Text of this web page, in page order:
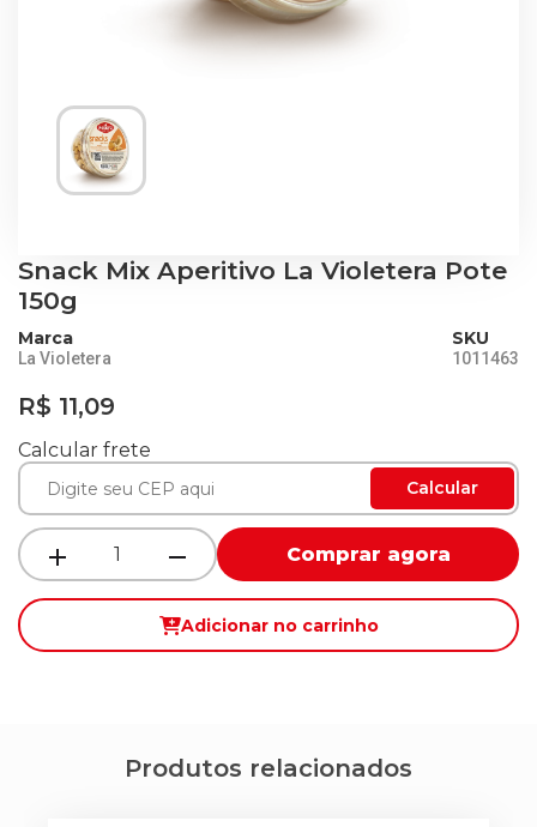
Snack Mix Aperitivo La Violetera Pote
150g
Marca
La Violetera
SKU
1011463
R$ 11,09
Calcular frete
Calcular
Comprar agora
Adicionar no carrinho
Produtos relacionados